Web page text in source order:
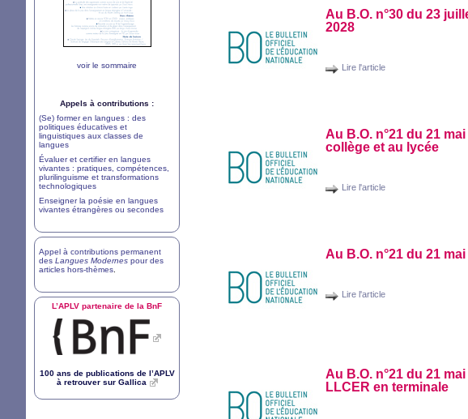
Au B.O. n°30 du 23
2028
Lire l'article
Au B.O. n°21 du 21
collège et au lycée
Lire l'article
Au B.O. n°21 du 21
Lire l'article
Au B.O. n°21 du 21
LLCER en terminale
voir le sommaire
Appels à contributions :
(Se) former en langues : des
politiques éducatives et
linguistiques aux classes de
langues
Évaluer et certifier en langues
vivantes : pratiques, compétences,
plurilinguisme et transformations
technologiques
Enseigner la poésie en langues
vivantes étrangères ou secondes
Appel à contributions permanent
des Langues Modernes pour des
articles hors-thèmes
L’APLV partenaire de la BnF
100 ans de publications de l’APLV
à retrouver sur Gallica